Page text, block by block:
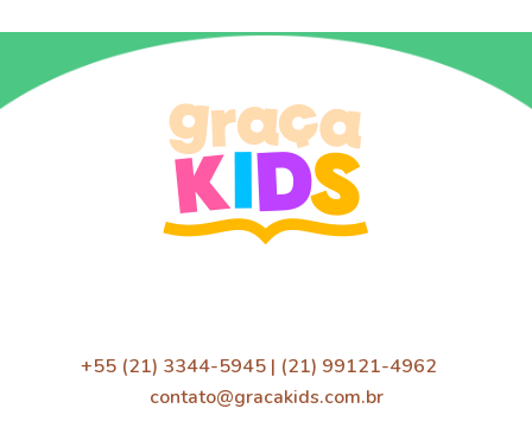
+55 (21) 3344-5945 | (21) 99121-4962
contato@gracakids.com.br